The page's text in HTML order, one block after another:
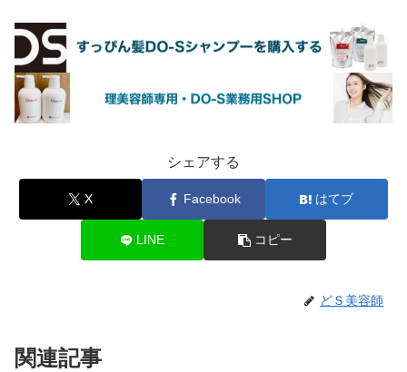
シェアする
X Facebook はてブ
LINE コピー
どＳ美容師
関連記事